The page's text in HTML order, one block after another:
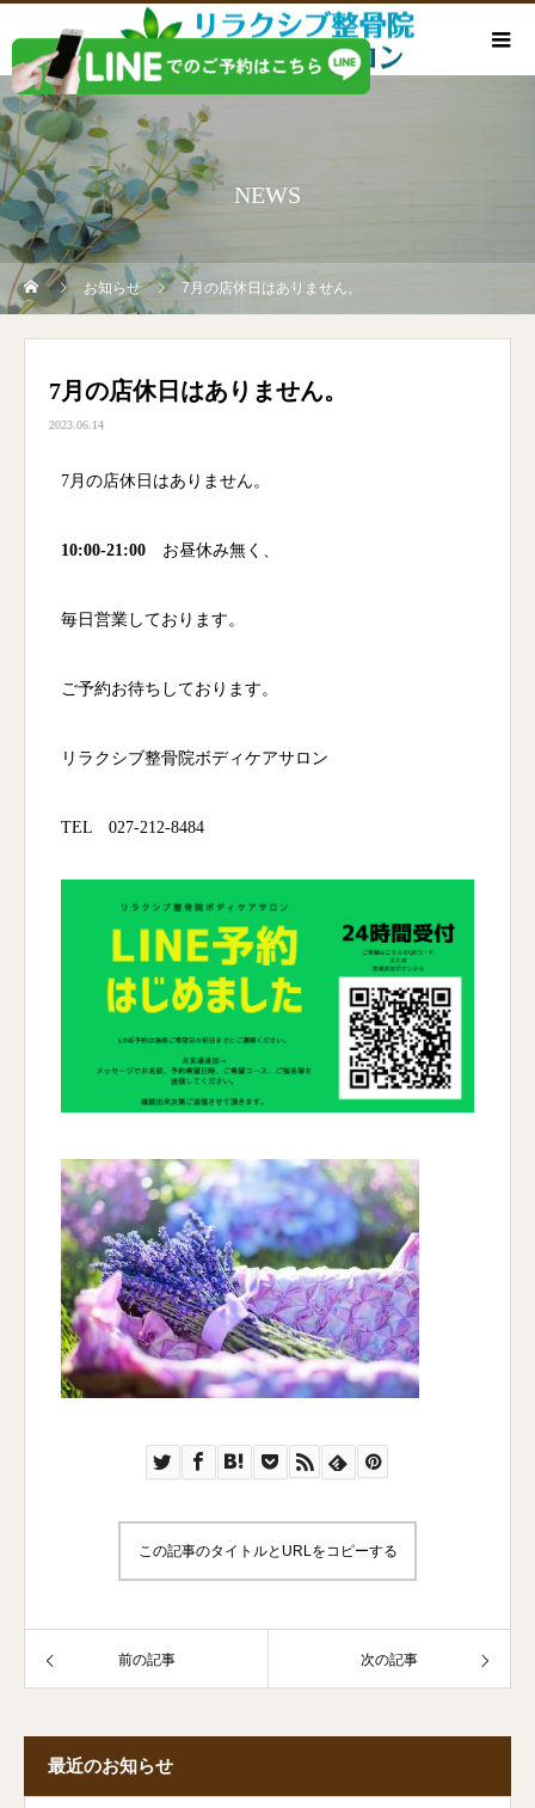
NEWS
お知らせ 7月の店休日はありません。
7月の店休日はありません。
2023.06.14
7月の店休日はありません。
10:00-21:00 お昼休み無く、
毎日営業しております。
ご予約お待ちしております。
リラクシブ整骨院ボディケアサロン
TEL 027-212-8484
この記事のタイトルとURLをコピーする
前の記事 次の記事
最近のお知らせ